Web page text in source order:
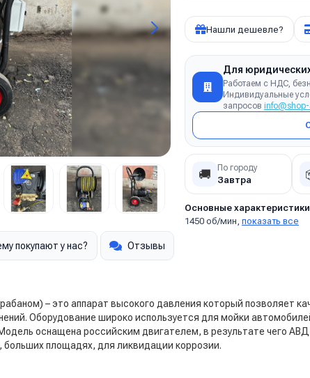
Нашли дешевле?
Для
Работаем с НДС,
Индивидуальные
запросов
🚚 По городу
Завтра
Основные
1450 об/мин, показать все
покупают у нас? Отзывы
– это аппарат высокого давления который позволяет
Оборудование широко используется для мойки
оснащена российским двигателем, в результате чего АВД
площадях, для ликвидации коррозии.